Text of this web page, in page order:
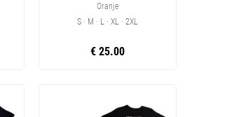
Oranje
S · M · L · XL · 2XL
€ 25.00